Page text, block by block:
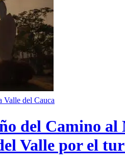
Valle del Cauca
del Camino
Valle por el